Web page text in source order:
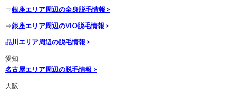
⇒銀座エリア周辺の全身脱毛情報 >
⇒銀座エリア周辺のVIO脱毛情報 >
品川エリア周辺の脱毛情報 >
愛知
名古屋エリア周辺の脱毛情報 >
大阪